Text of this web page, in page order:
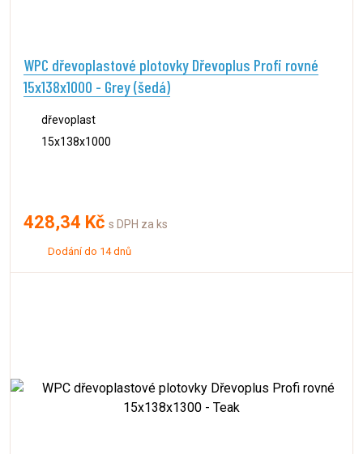
WPC dřevoplastové plotovky Dřevoplus Profi rovné
15x138x1000 - Grey (šedá)
dřevoplast
15x138x1000
428,34 Kč s DPH za ks
Dodání do 14 dnů